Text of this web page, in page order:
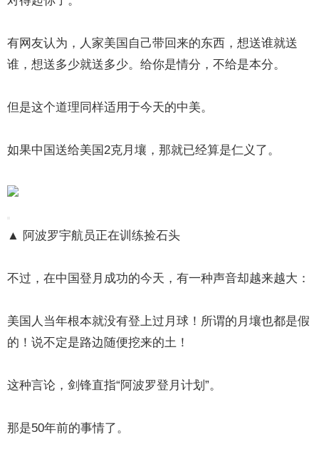
有网友认为，人家美国自己带回来的东西，想送谁就送
谁，想送多少就送多少。给你是情分，不给是本分。
但是这个道理同样适用于今天的中美。
如果中国送给美国2克月壤，那就已经算是仁义了。
▲ 阿波罗宇航员正在训练捡石头
不过，在中国登月成功的今天，有一种声音却越来越大：
美国人当年根本就没有登上过月球！所谓的月壤也都是假
的！说不定是路边随便挖来的土！
这种言论，剑锋直指“阿波罗登月计划”。
那是50年前的事情了。